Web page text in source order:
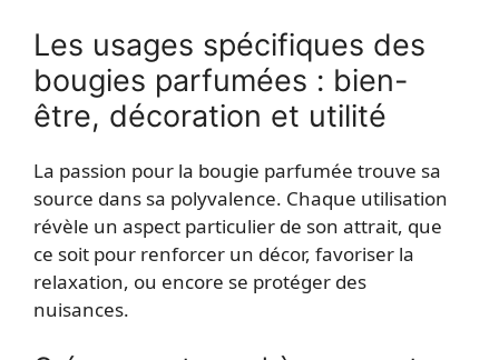
Les usages spécifiques des
bougies parfumées : bien-
être, décoration et utilité
La passion pour la bougie parfumée trouve sa
source dans sa polyvalence. Chaque utilisation
révèle un aspect particulier de son attrait, que
ce soit pour renforcer un décor, favoriser la
relaxation, ou encore se protéger des
nuisances.